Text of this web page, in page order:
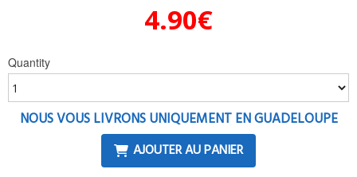
4.90€
Quantity
NOUS VOUS LIVRONS UNIQUEMENT EN GUADELOUPE
AJOUTER AU PANIER